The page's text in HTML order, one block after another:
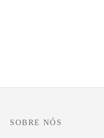
SOBRE NÓS